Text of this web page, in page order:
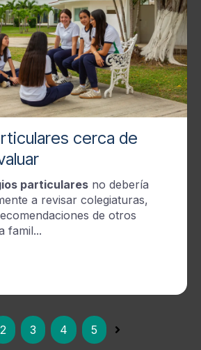
cerca de
particulares no debería
a revisar colegiaturas,
de otros
famil...
2 3 4 5